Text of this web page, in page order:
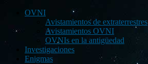
OVNI
Avistamientos de extraterrestres
Avistamientos OVNI
OVNIs en la antigüedad
Investigaciones
Enigmas